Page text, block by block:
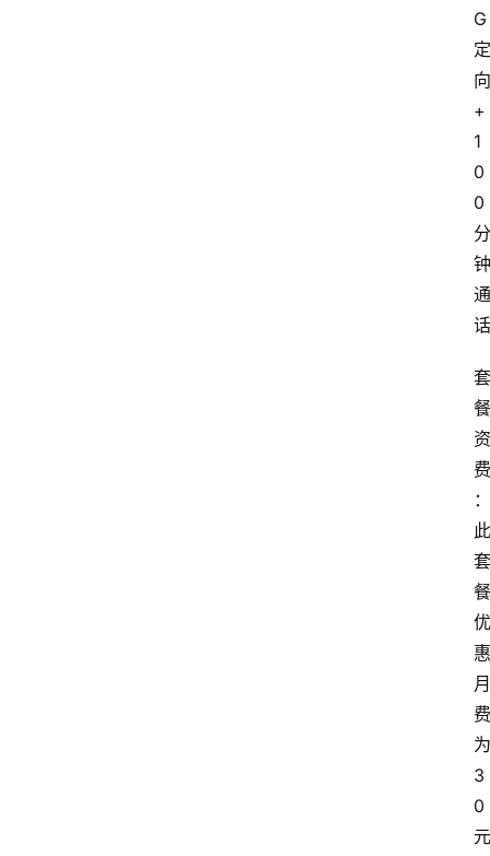
G
定
向
+
1
0
0
分
钟
通
话
套
餐
资
费
：
此
套
餐
优
惠
月
费
为
3
0
元